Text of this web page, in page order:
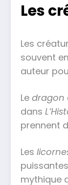
Les
Les
souvent
auteur
Le dragon
dans
prennent
Les
mythique